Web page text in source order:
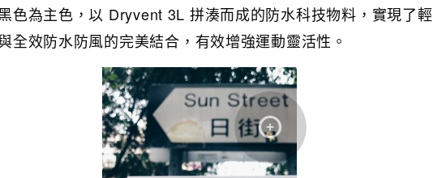
色為主色，以 Dryvent 3L 拼湊而成的防水科技物料，實現了輕
全效防水防風的完美結合，有效增強運動靈活性。